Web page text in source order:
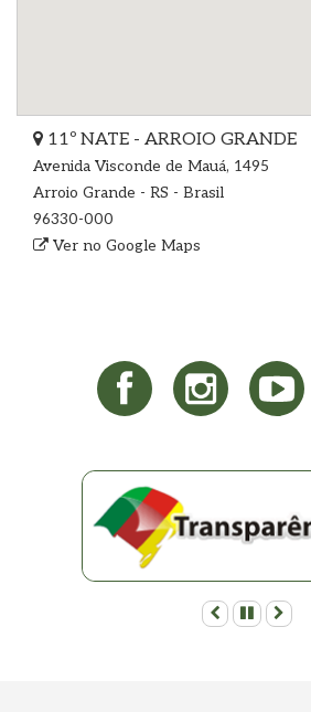
11º NATE - ARROIO GRANDE
Avenida Visconde de Mauá, 1495
Arroio Grande - RS - Brasil
96330-000
Ver no Google Maps
Anterior
Pausar